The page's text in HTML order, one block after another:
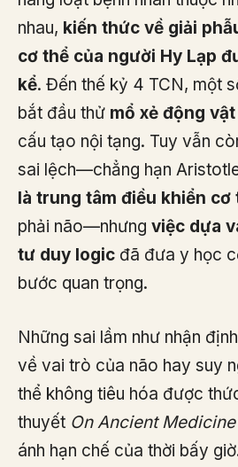
nhau, kiến thức về giải
cơ thể của người Hy Lạp
kể. Đến thế kỷ 4 TCN, một
bắt đầu thử mổ xẻ động vật
cấu tạo nội tạng. Tuy vẫn
sai lệch—chẳng hạn
là trung tâm điều khiển cơ
phải não—nhưng việc dựa
tư duy logic đã đưa y học
bước quan trọng.
Những sai lầm như nhận
về vai trò của não hay suy
thể không tiêu hóa được
thuyết On Ancient Medicine
ánh hạn chế của thời bấy